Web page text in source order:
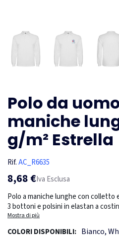
Polo da
maniche
g/m² Estrella
Rif.AC_R6635
8,68 €Iva Esclusa
Polo a maniche lunghe con colletto
3 bottoni e polsini in elastan a
sul colletto. Tasca opzionale.
190 cm ed indossa una taglia L.
Mostra di più
COLORI DISPONIBILI: Bianco,